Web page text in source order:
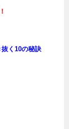
く10の秘訣